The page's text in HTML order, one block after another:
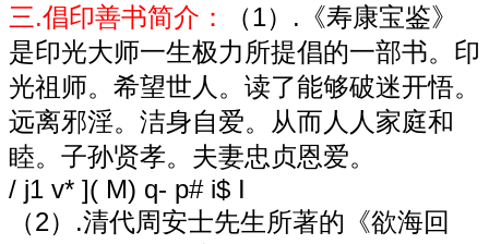
三.倡印善书简介：
（1）.《寿康宝鉴》
是印光大师一生极力所提倡的一部书。印
光祖师。希望世人。读了能够破迷开悟。
远离邪淫。洁身自爱。从而人人家庭和
睦。子孙贤孝。夫妻忠贞恩爱。
/ j1 v* ]( M) q- p# i$ I
（2）.清代周安士先生所著的《欲海回